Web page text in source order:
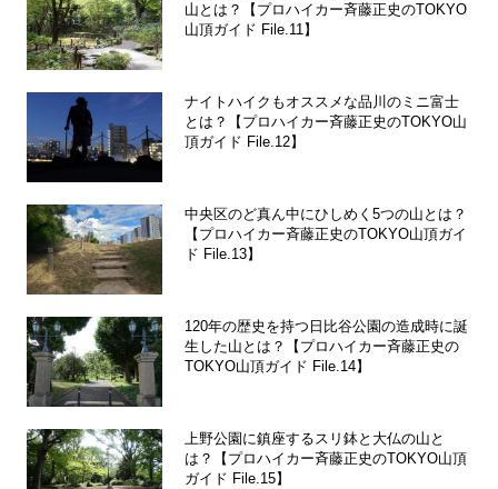
山とは？【プロハイカー斉藤正史のTOKYO
山頂ガイド File.11】
ナイトハイクもオススメな品川のミニ富士
とは？【プロハイカー斉藤正史のTOKYO山
頂ガイド File.12】
中央区のど真ん中にひしめく5つの山とは？
【プロハイカー斉藤正史のTOKYO山頂ガイ
ド File.13】
120年の歴史を持つ日比谷公園の造成時に誕
生した山とは？【プロハイカー斉藤正史の
TOKYO山頂ガイド File.14】
上野公園に鎮座するスリ鉢と大仏の山と
は？【プロハイカー斉藤正史のTOKYO山頂
ガイド File.15】